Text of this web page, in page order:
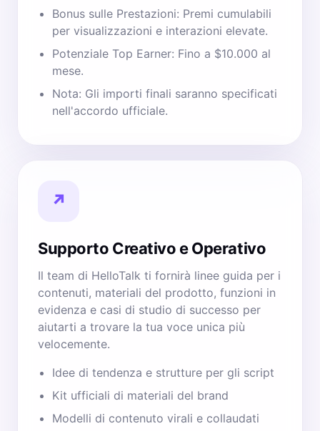
Bonus sulle Prestazioni: Premi cumulabili
per visualizzazioni e interazioni elevate.
Potenziale Top Earner: Fino a $10.000 al
mese.
Nota: Gli importi finali saranno specificati
nell'accordo ufficiale.
↗
Supporto Creativo e Operativo
Il team di HelloTalk ti fornirà linee guida per i
contenuti, materiali del prodotto, funzioni in
evidenza e casi di studio di successo per
aiutarti a trovare la tua voce unica più
velocemente.
Idee di tendenza e strutture per gli script
Kit ufficiali di materiali del brand
Modelli di contenuto virali e collaudati